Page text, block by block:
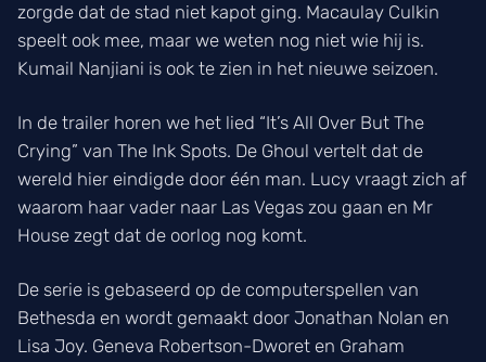
zorgde dat de stad niet kapot ging. Macaulay Culkin
speelt ook mee, maar we weten nog niet wie hij is.
Kumail Nanjiani is ook te zien in het nieuwe seizoen.
In de trailer horen we het lied “It’s All Over But The
Crying” van The Ink Spots. De Ghoul vertelt dat de
wereld hier eindigde door één man. Lucy vraagt zich af
waarom haar vader naar Las Vegas zou gaan en Mr
House zegt dat de oorlog nog komt.
De serie is gebaseerd op de computerspellen van
Bethesda en wordt gemaakt door Jonathan Nolan en
Lisa Joy. Geneva Robertson-Dworet en Graham